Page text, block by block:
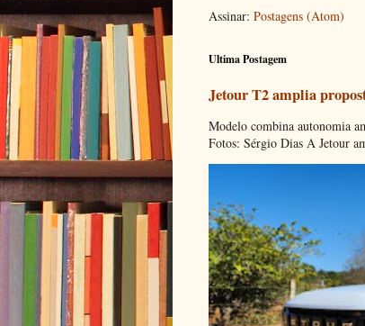
Assinar: Postagens (Atom)
Ultima Postagem
Jetour T2 amplia
Modelo combina autonomia
Fotos: Sérgio Dias A Jetour